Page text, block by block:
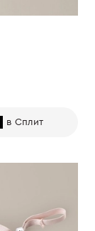
в Сплит